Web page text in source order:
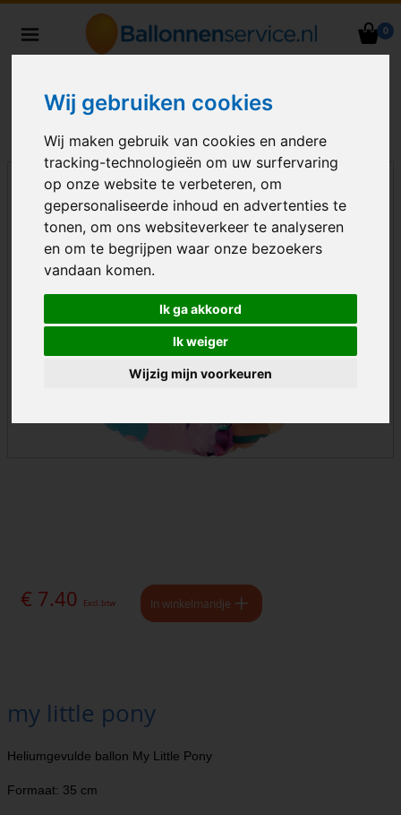
Wij gebruiken cookies
Wij maken gebruik van cookies en andere
tracking-technologieën om uw surfervaring
op onze website te verbeteren, om
gepersonaliseerde inhoud en advertenties te
tonen, om ons websiteverkeer te analyseren
en om te begrijpen waar onze bezoekers
vandaan komen.
Ik ga akkoord
Ik weiger
Wijzig mijn voorkeuren
0
Nederland
€ 7.40 Excl. btw In winkelmandje
my little pony
Heliumgevulde ballon My Little Pony
Formaat: 35 cm